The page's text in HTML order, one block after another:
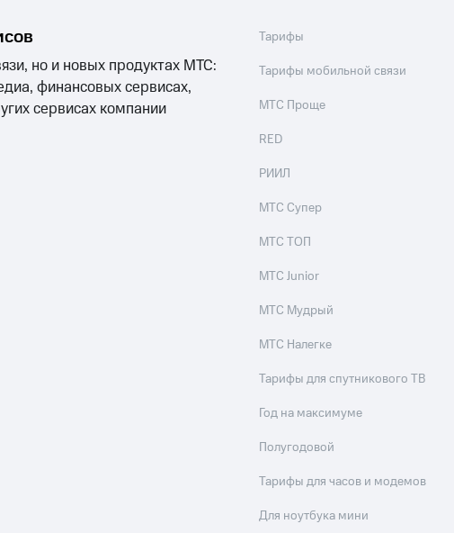
но и новых продуктах МТС:
финансовых сервисах,
сервисах компании
Тарифы
Тарифы мобильной связи
МТС Проще
RED
РИИЛ
МТС Супер
МТС ТОП
МТС Junior
МТС Мудрый
МТС Налегке
Тарифы для спутникового ТВ
Год на максимуме
Полугодовой
Тарифы для часов и модемов
Для ноутбука мини